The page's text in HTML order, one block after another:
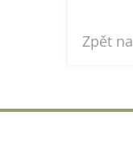
Zpět na